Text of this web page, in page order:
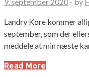
Landry Kore kommer
september, som der
meddele at min næste
Read More